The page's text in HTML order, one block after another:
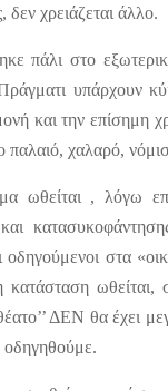
δεν χρειάζεται άλλο.
πάλι στο
υπάρχουν
και την επίσημη
παλαιό, χαλαρό,
ωθείται , λόγω
και
στα
ωθείται,
ΔΕΝ θα έχει
οδηγηθούμε.